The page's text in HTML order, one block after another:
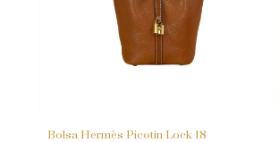
Bolsa Hermès Picotin Lock 18